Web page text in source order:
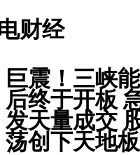
财经
巨震！三峡
后终于开板
发天量成交
荡创下天地板